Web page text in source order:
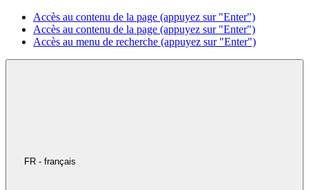
Accès au contenu de la page (appuyez sur "Enter")
Accès au contenu de la page (appuyez sur "Enter")
Accès au menu de recherche (appuyez sur "Enter")
FR - français